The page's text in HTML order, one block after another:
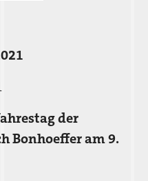
der
Bonhoefferam 9.